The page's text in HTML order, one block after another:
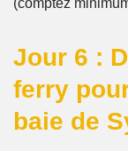
Jour 6 :
ferry
baie de